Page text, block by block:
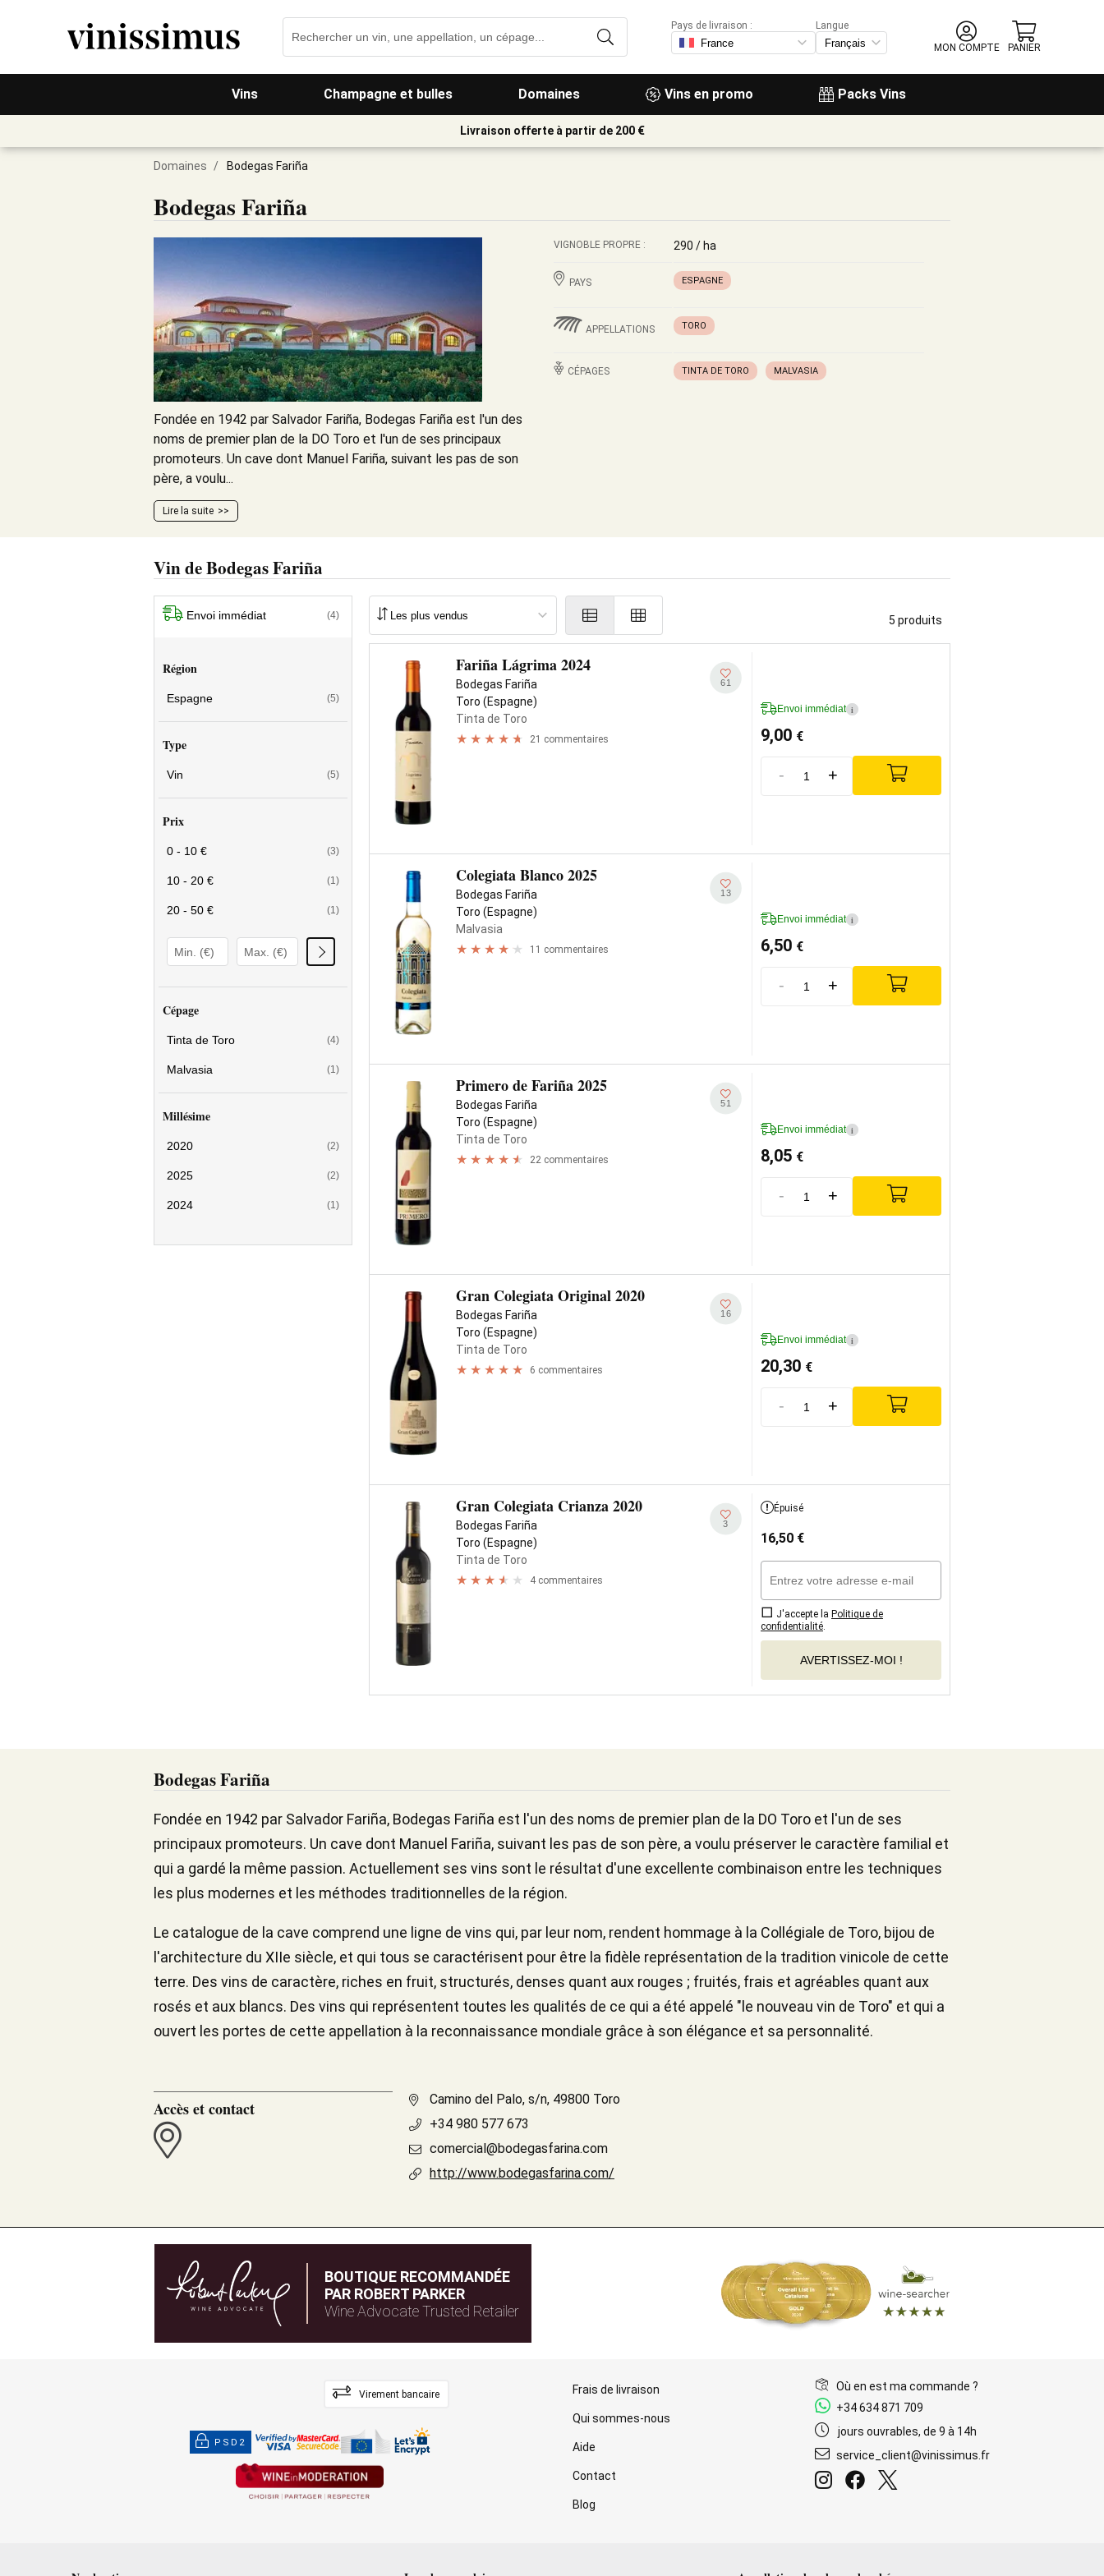
Vins Champagne et bulles Domaines Vins en promo Packs Vins
Pays de livraison :
Langue
MON COMPTE
PANIER
Livraison offerte à partir de 200 €
Domaines / Bodegas Fariña
Bodegas Fariña
Fondée en 1942 par Salvador Fariña, Bodegas Fariña est l'un des
noms de premier plan de la DO Toro et l'un de ses principaux
promoteurs. Un cave dont Manuel Fariña, suivant les pas de son
père, a voulu...
Lire la suite
VIGNOBLE PROPRE : 290 / ha
PAYS ESPAGNE
APPELLATIONS TORO
CÉPAGES TINTA DE TORO MALVASIA
Vin de Bodegas Fariña
Envoi immédiat (4)
Région
Espagne (5)
Type
Vin (5)
Prix
0 - 10 € (3)
10 - 20 € (1)
20 - 50 € (1)
Cépage
Tinta de Toro (4)
Malvasia (1)
Millésime
2020 (2)
2025 (2)
2024 (1)
5 produits
Fariña Lágrima 2024
Bodegas Fariña
Toro (Espagne)
Tinta de Toro
21 commentaires
61
Envoi immédiat i
9,00 €
- +
Colegiata Blanco 2025
Bodegas Fariña
Toro (Espagne)
Malvasia
11 commentaires
13
Envoi immédiat i
6,50 €
- +
Primero de Fariña 2025
Bodegas Fariña
Toro (Espagne)
Tinta de Toro
22 commentaires
51
Envoi immédiat i
8,05 €
- +
Gran Colegiata Original 2020
Bodegas Fariña
Toro (Espagne)
Tinta de Toro
6 commentaires
16
Envoi immédiat i
20,30 €
- +
Gran Colegiata Crianza 2020
Bodegas Fariña
Toro (Espagne)
Tinta de Toro
4 commentaires
3
Épuisé
16,50 €
J'accepte la Politique de
confidentialité
AVERTISSEZ-MOI !
Bodegas Fariña
Fondée en 1942 par Salvador Fariña, Bodegas Fariña est l'un des noms de premier plan de la DO Toro et l'un de ses
principaux promoteurs. Un cave dont Manuel Fariña, suivant les pas de son père, a voulu préserver le caractère familial et
qui a gardé la même passion. Actuellement ses vins sont le résultat d'une excellente combinaison entre les techniques
les plus modernes et les méthodes traditionnelles de la région.
Le catalogue de la cave comprend une ligne de vins qui, par leur nom, rendent hommage à la Collégiale de Toro, bijou de
l'architecture du XIIe siècle, et qui tous se caractérisent pour être la fidèle représentation de la tradition vinicole de cette
terre. Des vins de caractère, riches en fruit, structurés, denses quant aux rouges ; fruités, frais et agréables quant aux
rosés et aux blancs. Des vins qui représentent toutes les qualités de ce qui a été appelé "le nouveau vin de Toro" et qui a
ouvert les portes de cette appellation à la reconnaissance mondiale grâce à son élégance et sa personnalité.
Accès et contact
Camino del Palo, s/n, 49800 Toro
+34 980 577 673
comercial@bodegasfarina.com
http://www.bodegasfarina.com/
BOUTIQUE RECOMMANDÉE
PAR ROBERT PARKER
Wine Advocate Trusted Retailer
Virement bancaire
PSD2
Frais de livraison
Qui sommes-nous
Aide
Contact
Blog
Où en est ma commande ?
+34 634 871 709
jours ouvrables, de 9 à 14h
service_client@vinissimus.fr